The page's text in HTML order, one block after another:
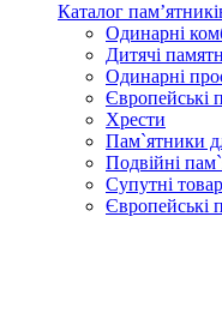
Каталог
Одинарні
Дитячі
Одинарні
Європейські
Хрести
Пам`ятники
Подвійні
Супутні
Європейські